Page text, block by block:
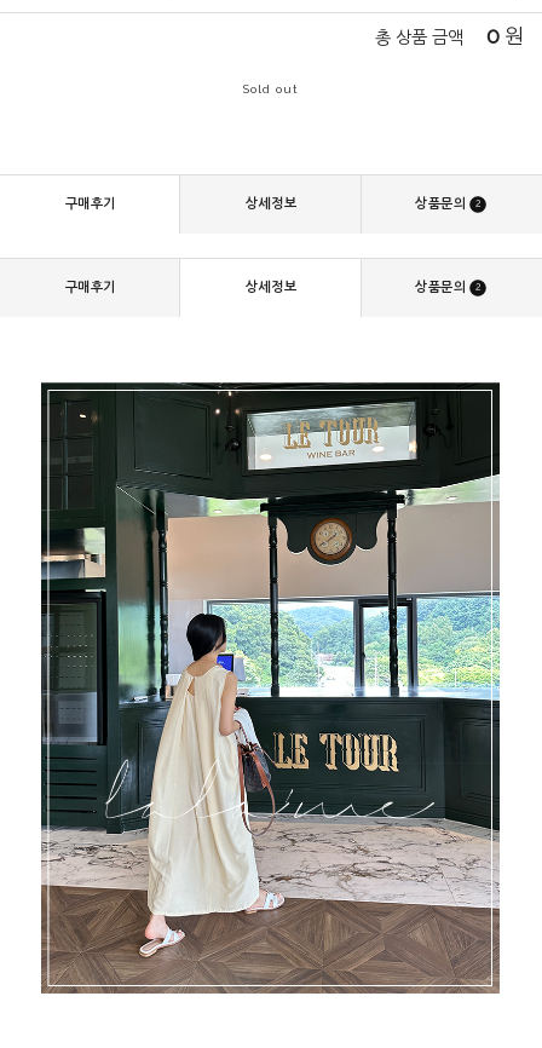
총 상품 금액 0 원
Sold out
구매후기 상세정보 상품문의 2
구매후기 상세정보 상품문의 2